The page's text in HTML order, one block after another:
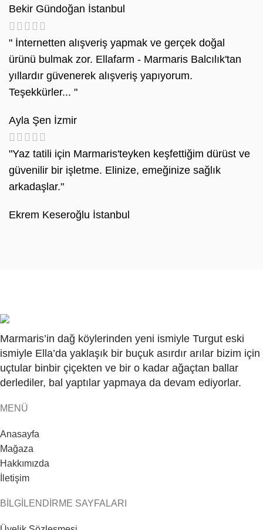
Bekir Gündoğan İstanbul
" İnternetten alışveriş yapmak ve gerçek doğal
ürünü bulmak zor. Ellafarm - Marmaris Balcılık'tan
yıllardır güvenerek alışveriş yapıyorum.
Teşekkürler... "
Ayla Şen İzmir
"Yaz tatili için Marmaris'teyken keşfettiğim dürüst ve
güvenilir bir işletme. Elinize, emeğinize sağlık
arkadaşlar."
Ekrem Keseroğlu İstanbul
Marmaris’in dağ köylerinden yeni ismiyle Turgut eski
ismiyle Ella’da yaklaşık bir buçuk asırdır arılar bizim için
uçtular binbir çiçekten ve bir o kadar ağaçtan ballar
derlediler, bal yaptılar yapmaya da devam ediyorlar.
MENÜ
Anasayfa
Mağaza
Hakkımızda
İletişim
BİLGİLENDİRME SAYFALARI